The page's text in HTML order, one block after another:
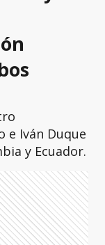
e Iván Duque
y Ecuador.